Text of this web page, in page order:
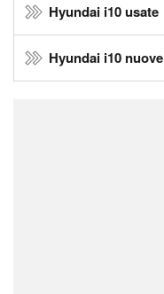
Hyundai i10 usate
Hyundai i10 nuove